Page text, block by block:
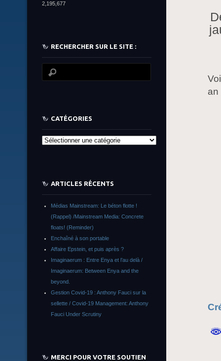
an
2,195,677
RECHERCHER SUR LE SITE :
CATÉGORIES
Catégories
ARTICLES RÉCENTS
Médias Mainstream: Le béton flotte !
(Rappel) /Mainstream Media: Concrete
floats! (Reminder)
Enchaîné à son portable
Affaire Epstein, et puis après ?
Imaginaerum : Entre Enya et l’au delà /
Imaginaerum: Between Enya and the
beyond.
Gestion Covid-19 : Anthony Fauci sur la
sellette / Covid-19 Management: Anthony
Fauci Under Scrutiny
MERCI POUR VOTRE SOUTIEN